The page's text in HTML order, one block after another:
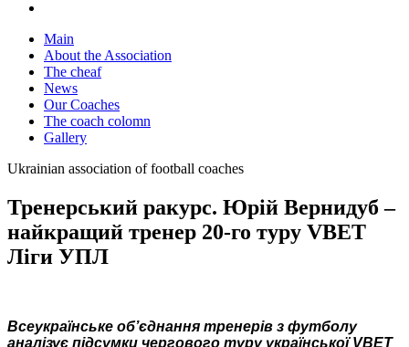
Main
About the Association
The cheaf
News
Our Coaches
The coach colomn
Gallery
Ukrainian association of football coaches
Тренерський ракурс. Юрій Вернидуб –
найкращий тренер 20-го туру VBET
Ліги УПЛ
Всеукраїнське об’єднання тренерів з футболу
аналізує підсумки чергового туру української VBET